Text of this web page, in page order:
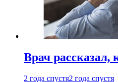
Врач рассказал,
2 года спустя2 года спустя